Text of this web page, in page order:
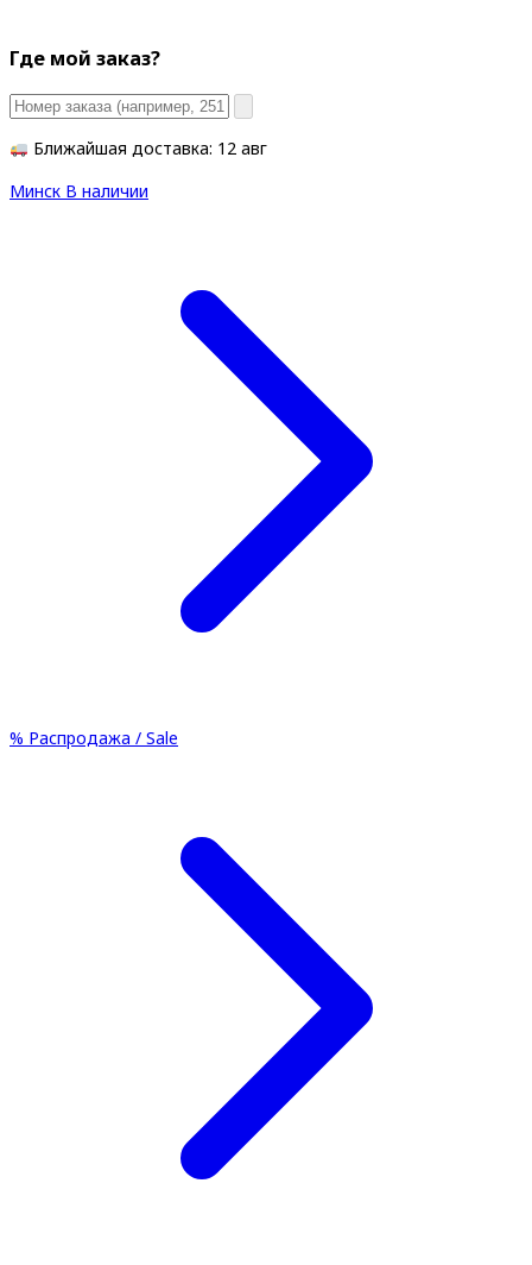
Где мой заказ?
Ближайшая доставка: 12 авг
Минск В наличии
% Распродажа / Sale